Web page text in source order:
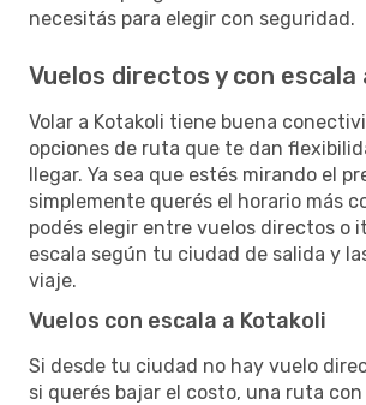
necesitás para elegir con seguridad.
Vuelos directos y con escala
Volar a Kotakoli tiene buena
opciones de ruta que te dan
llegar. Ya sea que estés mirando el
simplemente querés el horario más
podés elegir entre vuelos directos o
escala según tu ciudad de salida y
viaje.
Vuelos con escala a Kotakoli
Si desde tu ciudad no hay vuelo
si querés bajar el costo, una ruta con